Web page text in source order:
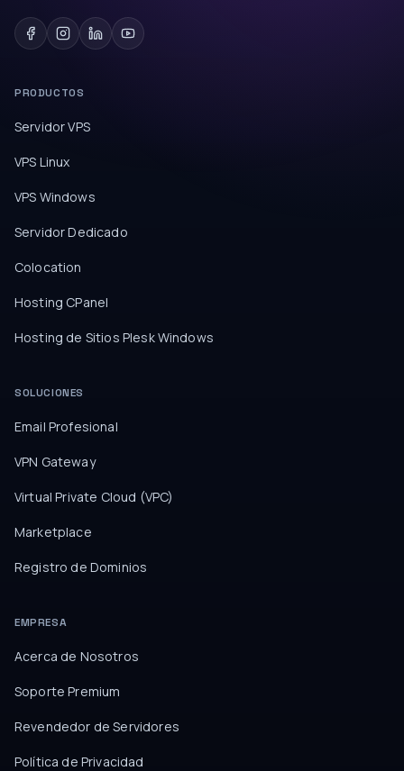
PRODUCTOS
Servidor VPS
VPS Linux
VPS Windows
Servidor Dedicado
Colocation
Hosting CPanel
Hosting de Sitios Plesk Windows
SOLUCIONES
Email Profesional
VPN Gateway
Virtual Private Cloud (VPC)
Marketplace
Registro de Dominios
EMPRESA
Acerca de Nosotros
Soporte Premium
Revendedor de Servidores
Política de Privacidad